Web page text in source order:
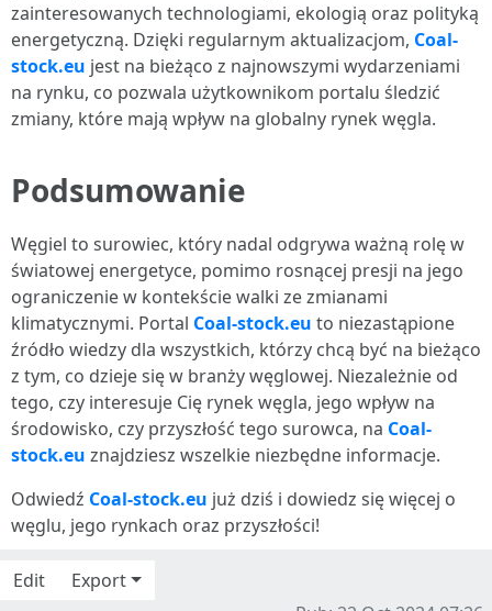
zainteresowanych technologiami, ekologią oraz polityką
energetyczną. Dzięki regularnym aktualizacjom, Coal-
stock.eu jest na bieżąco z najnowszymi wydarzeniami
na rynku, co pozwala użytkownikom portalu śledzić
zmiany, które mają wpływ na globalny rynek węgla.
Podsumowanie
Węgiel to surowiec, który nadal odgrywa ważną rolę w
światowej energetyce, pomimo rosnącej presji na jego
ograniczenie w kontekście walki ze zmianami
klimatycznymi. Portal Coal-stock.eu to niezastąpione
źródło wiedzy dla wszystkich, którzy chcą być na bieżąco
z tym, co dzieje się w branży węglowej. Niezależnie od
tego, czy interesuje Cię rynek węgla, jego wpływ na
środowisko, czy przyszłość tego surowca, na Coal-
stock.eu znajdziesz wszelkie niezbędne informacje.
Odwiedź Coal-stock.eu już dziś i dowiedz się więcej o
węglu, jego rynkach oraz przyszłości!
Edit
Export